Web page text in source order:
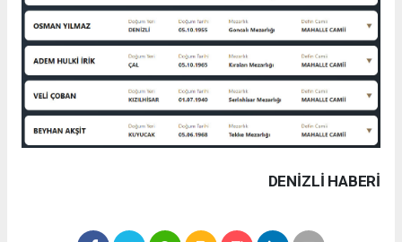
DENIZLI HABERİ